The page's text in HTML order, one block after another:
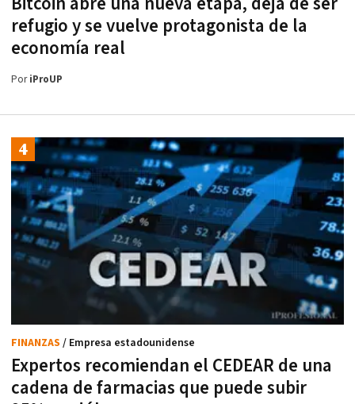
refugio y se vuelve protagonista de la
economía real
PoriProUP
Expertos recomiendan el CEDEAR de una
cadena de farmacias que puede subir
FINANZAS / Empresa estadounidense